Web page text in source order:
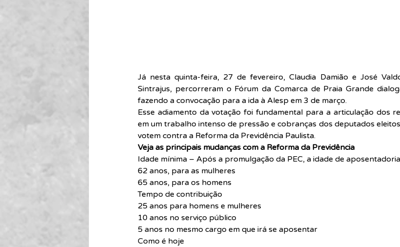
Já nesta quinta-feira, 27 de fevereiro, Claudia Damião e José
Sintrajus, percorreram o Fórum da Comarca de Praia Grande
fazendo a convocação para a ida à Alesp em 3 de março.
Esse adiamento da votação foi fundamental para a articulação dos
em um trabalho intenso de pressão e cobranças dos deputados
votem contra a Reforma da Previdência Paulista.
Veja as principais mudanças com a Reforma da Previdência
Idade mínima – Após a promulgação da PEC, a idade de
62 anos, para as mulheres
65 anos, para os homens
Tempo de contribuição
25 anos para homens e mulheres
10 anos no serviço público
5 anos no mesmo cargo em que irá se aposentar
Como é hoje